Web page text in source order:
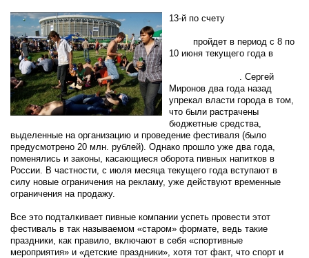
13-й по счету
пройдет в период с 8 по
10 июня текущего года в
. Сергей
Миронов два года назад
упрекал власти города в том,
что были растрачены
бюджетные средства,
выделенные на организацию и проведение фестиваля (было
предусмотрено 20 млн. рублей). Однако прошло уже два года,
поменялись и законы, касающиеся оборота пивных напитков в
России. В частности, с июля месяца текущего года вступают в
силу новые ограничения на рекламу, уже действуют временные
ограничения на продажу.
Все это подталкивает пивные компании успеть провести этот
фестиваль в так называемом «старом» формате, ведь такие
праздники, как правило, включают в себя «спортивные
мероприятия» и «детские праздники», хотя тот факт, что спорт и